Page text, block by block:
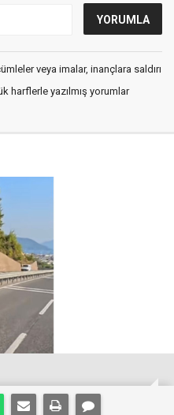
veya imalar, inançlara saldırı
harflerle yazılmış yorumlar